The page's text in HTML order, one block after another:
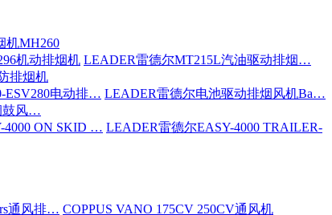
机MH260
机动排烟机 LEADER雷德尔MT215L汽油驱动排烟…
排烟机
ESV280电动排… LEADER雷德尔电池驱动排烟风机Ba…
鼓风…
4000 ON SKID … LEADER雷德尔EASY-4000 TRAILER-
通风排… COPPUS VANO 175CV 250CV通风机